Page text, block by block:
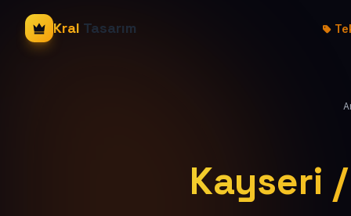
Kral Tasarım
Kayseri